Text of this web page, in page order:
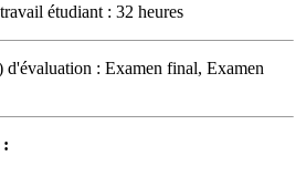
étudiant : 32 heures
d'évaluation : Examen final, Examen
: